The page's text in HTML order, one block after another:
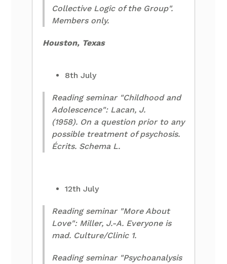
Collective Logic of the Group".
Members only.
Houston, Texas
8th July
Reading seminar "Childhood and
Adolescence": Lacan, J.
(1958). On a question prior to any
possible treatment of psychosis.
Écrits. Schema L.
12th July
Reading seminar "More About
Love": Miller, J.-A. Everyone is
mad. Culture/Clinic 1.
Reading seminar "Psychoanalysis